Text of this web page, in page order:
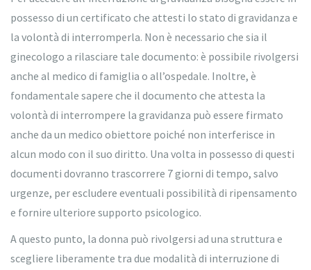
possesso di un certificato che attesti lo stato di gravidanza e
la volontà di interromperla. Non è necessario che sia il
ginecologo a rilasciare tale documento: è possibile rivolgersi
anche al medico di famiglia o all’ospedale. Inoltre, è
fondamentale sapere che il documento che attesta la
volontà di interrompere la gravidanza può essere firmato
anche da un medico obiettore poiché non interferisce in
alcun modo con il suo diritto. Una volta in possesso di questi
documenti dovranno trascorrere 7 giorni di tempo, salvo
urgenze, per escludere eventuali possibilità di ripensamento
e fornire ulteriore supporto psicologico.
A questo punto, la donna può rivolgersi ad una struttura e
scegliere liberamente tra due modalità di interruzione di